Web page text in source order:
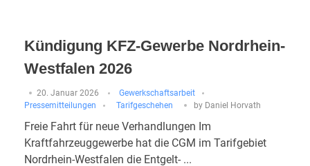
Kündigung KFZ-Gewerbe Nordrhein-
Westfalen 2026
20. Januar 2026
Gewerkschaftsarbeit
Pressemitteilungen
Tarifgeschehen by Daniel Horvath
Freie Fahrt für neue Verhandlungen Im
Kraftfahrzeuggewerbe hat die CGM im Tarifgebiet
Nordrhein-Westfalen die Entgelt- ...